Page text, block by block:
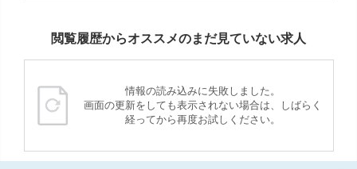
閲覧履歴からオススメのまだ見ていない求人
情報の読み込みに失敗しました。
画面の更新をしても表示されない場合は、しばらく
経ってから再度お試しください。